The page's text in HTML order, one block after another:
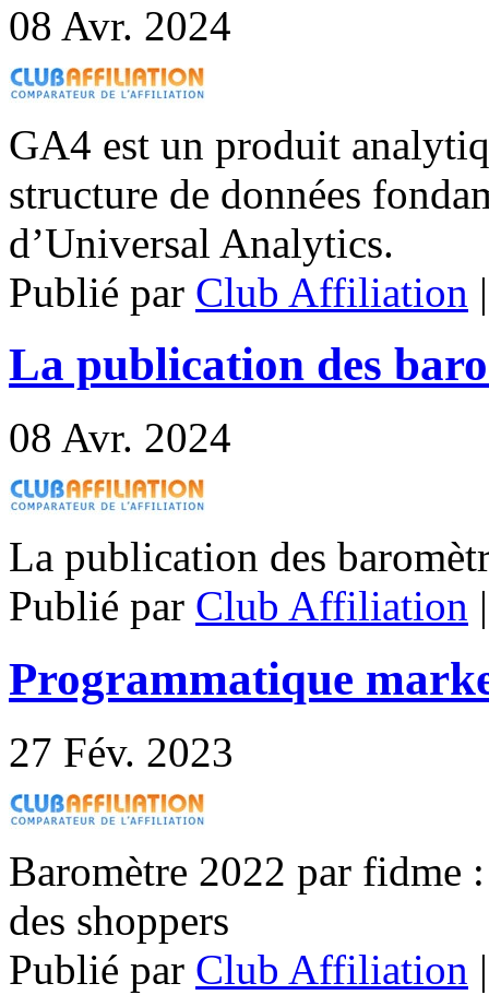
08 Avr. 2024
GA4 est un produit
structure de données
d’Universal Analytics.
Publié par Club Affiliation
La publication des
08 Avr. 2024
La publication des
Publié par Club Affiliation
Programmatique
27 Fév. 2023
Baromètre 2022 par fidme
des shoppers
Publié par Club Affiliation